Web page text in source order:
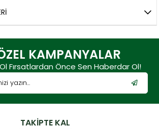
KAMPANYALAR
Fırsatlardan Önce Sen Haberdar Ol!
TAKİPTE KAL